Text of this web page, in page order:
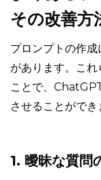
その改善方
プロンプトの作
があります。こ
ことで、
させることができ
1. 曖昧な質問